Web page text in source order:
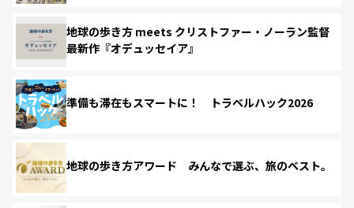
地球の歩き方 meets クリストファー・ノーラン監督
最新作『オデュッセイア』
準備も滞在もスマートに！ トラベルハック2026
地球の歩き方アワード みんなで選ぶ、旅のベスト。